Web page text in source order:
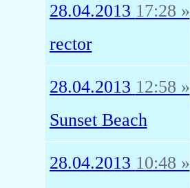
28.04.2013 17:28 »
rector
28.04.2013 12:58 »
Sunset Beach
28.04.2013 10:48 »